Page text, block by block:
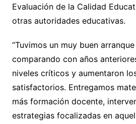
Evaluación de la Calidad
otras autoridades educativas.
“Tuvimos un muy buen
comparando con años
niveles críticos y aumentaron
satisfactorios. Entregamos
más formación docente,
estrategias focalizadas en